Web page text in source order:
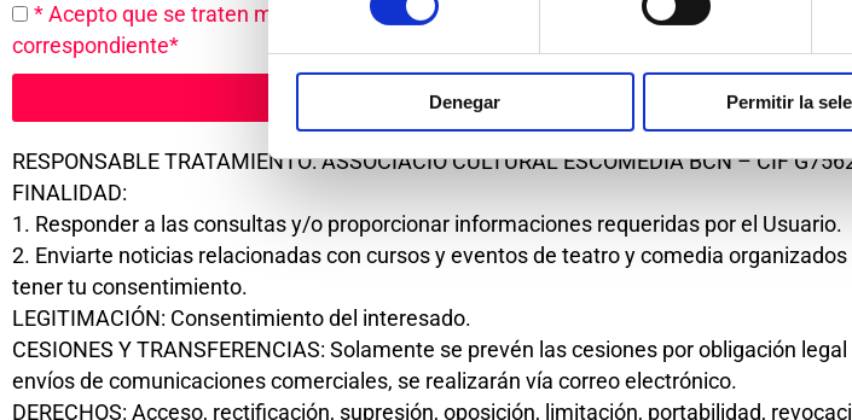
Denegar Permitir la
* Acepto que se traten mis datos para gestionar la consulta
correspondiente*
Acepto que
RESPONSABLE TRATAMIENTO: ASSOCIACIÓ CULTURAL ESCOMEDIA BCN – CIF
FINALIDAD:
1. Responder a las consultas y/o proporcionar informaciones requeridas por el Usuario.
2. Enviarte noticias relacionadas con cursos y eventos de teatro y comedia
tener tu consentimiento.
LEGITIMACIÓN: Consentimiento del interesado.
CESIONES Y TRANSFERENCIAS: Solamente se prevén las cesiones por obligación
envíos de comunicaciones comerciales, se realizarán vía correo electrónico.
DERECHOS: Acceso, rectificación, supresión, oposición, limitación, portabilidad,